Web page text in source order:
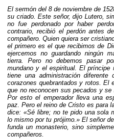
El sermón del 8 de noviembre de
su criado. Este señor, dijo Lutero,
no fue perdonado por haber
contrario, recibió el perdón antes
compañero. Quien quiera ser
el primero es el que recibimos de
ejercemos no guardando ningún
tierra. Pero no debemos pasar
mundano y el espiritual. El príncipe
tiene una administración
corazones quebrantados y rotos. El
que no reconocen sus pecados y
Por esto el emperador lleva una
paz. Pero el reino de Cristo es para
dice: «Sé libre; no te pido una sola
lo mismo por tu prójimo.» El señor
funda un monasterio, sino
compañeros.